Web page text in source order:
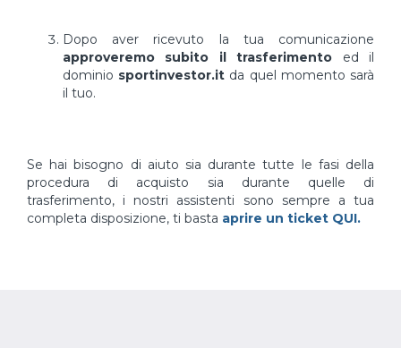
Dopo aver ricevuto la tua comunicazione
approveremo subito il trasferimento ed il
dominio sportinvestor.it da quel momento sarà
il tuo.
Se hai bisogno di aiuto sia durante tutte le fasi della
procedura di acquisto sia durante quelle di
trasferimento, i nostri assistenti sono sempre a tua
completa disposizione, ti basta aprire un ticket QUI.